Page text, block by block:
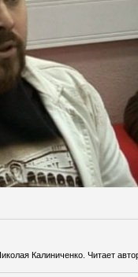
Калиниченко. Читает